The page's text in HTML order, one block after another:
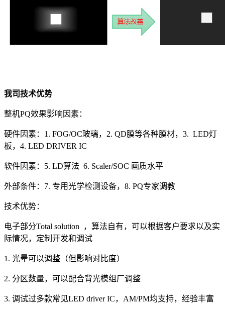
我司技术优势
整机PQ效果影响因素：
硬件因素：1. FOG/OC玻璃，2. QD膜等各种膜材，3. LED灯
板，4. LED DRIVER IC
软件因素：5. LD算法 6. Scaler/SOC 画质水平
外部条件：7. 专用光学检测设备，8. PQ专家调教
技术优势：
电子部分Total solution ，算法自有，可以根据客户要求以及实
际情况，定制开发和调试
1. 光晕可以调整（但影响对比度）
2. 分区数量，可以配合背光模组厂调整
3. 调试过多款常见LED driver IC，AM/PM均支持，经验丰富